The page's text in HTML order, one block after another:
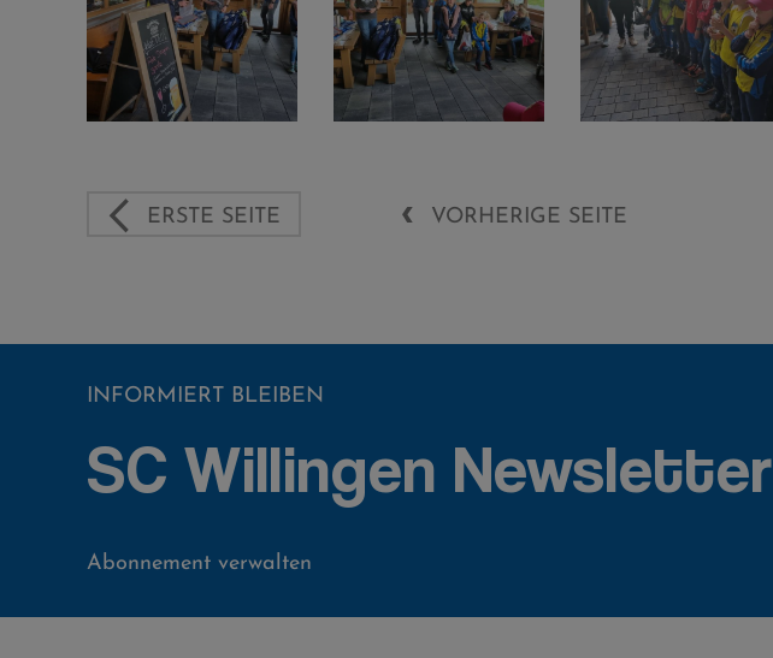
ERSTE SEITE VORHERIGE SEITE
INFORMIERT BLEIBEN
SC Willingen Newsletter
Abonnement verwalten